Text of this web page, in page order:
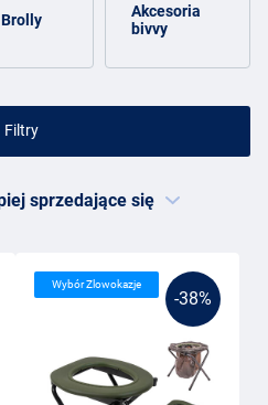
Brolly
Akcesoria
bivvy
Filtry
-38%
Wybór Zlowokazje